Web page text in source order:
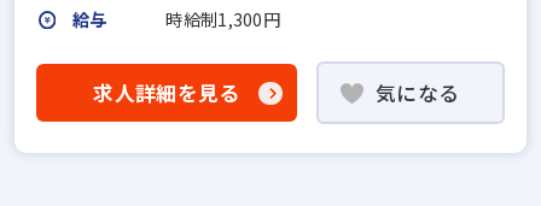
給与
時給制1,300円
求人詳細を見る 気になる